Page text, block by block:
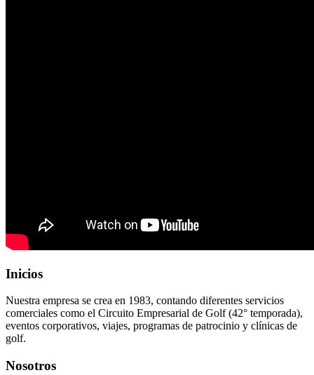
Inicios
Nuestra empresa se crea en 1983, contando diferentes servicios
comerciales como el Circuito Empresarial de Golf (42° temporada),
eventos corporativos, viajes, programas de patrocinio y clínicas de
golf.
Nosotros